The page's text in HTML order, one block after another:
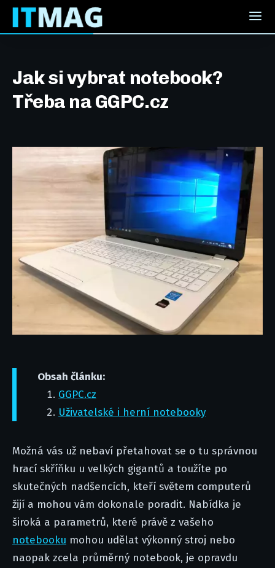
Jak si vybrat notebook?
Třeba na GGPC.cz
Obsah článku:
GGPC.cz
Uživatelské i herní notebooky
Možná vás už nebaví přetahovat se o tu správnou
hrací skříňku u velkých gigantů a toužíte po
skutečných nadšencích, kteří světem computerů
žijí a mohou vám dokonale poradit. Nabídka je
široká a parametrů, které právě z vašeho
notebooku mohou udělat výkonný stroj nebo
naopak zcela průměrný notebook, je opravdu